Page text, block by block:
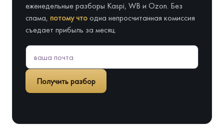
еженедельные разборы Kaspi, WB и Ozon. Без
спама, потому чтоодна непросчитанная комиссия
съедает прибыль за месяц.
Получить разбор